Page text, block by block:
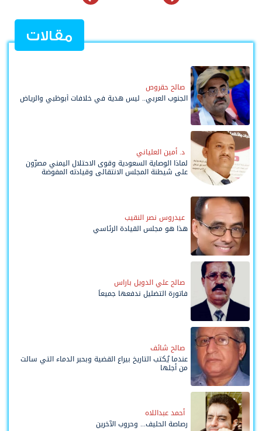
مقالات
صالح حقروص
الجنوب العربي.. ليس هدية في خلافات أبوظبي والرياض
د. أمين العلياني
لماذا الوصاية السعودية وقوى الاحتلال اليمني مصرّون
على شيطنة المجلس الانتقالي وقيادته المفوضة
عيدروس نصر النقيب
هذا هو مجلس القيادة الرئاسي
صالح علي الدويل باراس
فاتورة التضليل ندفعها جميعاً
صالح شائف
عندما يُكتب التاريخ بيراع القضية وبحبر الدماء التي سالت
من أجلها
أحمد عبداللاه
رصاصة الحليف... وحروب الآخرين